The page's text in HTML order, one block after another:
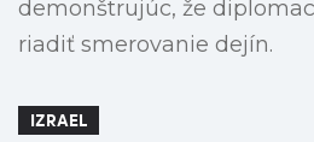
demonštrujúc, že
riadiť smerovanie dejín.
IZRAEL